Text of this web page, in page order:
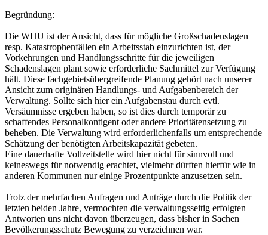
Begründung:
Die WHU ist der Ansicht, dass für mögliche Großschadenslagen
resp. Katastrophenfällen ein Arbeitsstab einzurichten ist, der
Vorkehrungen und Handlungsschritte für die jeweiligen
Schadenslagen plant sowie erforderliche Sachmittel zur Verfügung
hält. Diese fachgebietsübergreifende Planung gehört nach unserer
Ansicht zum originären Handlungs- und Aufgabenbereich der
Verwaltung. Sollte sich hier ein Aufgabenstau durch evtl.
Versäumnisse ergeben haben, so ist dies durch temporär zu
schaffendes Personalkontigent oder andere Prioritätensetzung zu
beheben. Die Verwaltung wird erforderlichenfalls um entsprechende
Schätzung der benötigten Arbeitskapazität gebeten.
Eine dauerhafte Vollzeitstelle wird hier nicht für sinnvoll und
keineswegs für notwendig erachtet, vielmehr dürften hierfür wie in
anderen Kommunen nur einige Prozentpunkte anzusetzen sein.
Trotz der mehrfachen Anfragen und Anträge durch die Politik der
letzten beiden Jahre, vermochten die verwaltungsseitig erfolgten
Antworten uns nicht davon überzeugen, dass bisher in Sachen
Bevölkerungsschutz Bewegung zu verzeichnen war.